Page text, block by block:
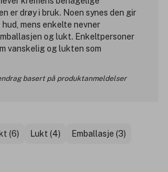
er drøy i bruk. Noen synes den gir
mens enkelte nevner
og lukt. Enkeltpersoner
vanskelig og lukten som
basert på produktanmeldelser
(6) Lukt (4) Emballasje (3)